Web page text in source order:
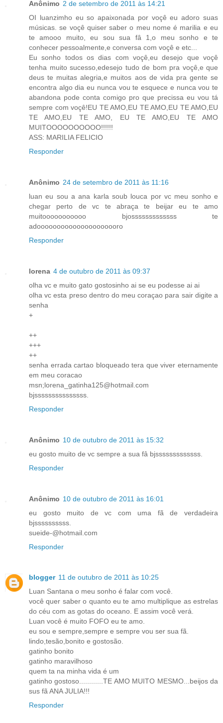
Anônimo 2 de setembro de 2011 às 14:21
OI luanzimho eu so apaixonada por voçê eu adoro suas
músicas. se voçê quiser saber o meu nome é marilia e eu
te amooo muito, eu sou sua fâ 1,o meu sonho e te
conhecer pessoalmente,e conversa com voçê e etc...
Eu sonho todos os dias com voçê,eu desejo que voçê
tenha muito sucesso,edesejo tudo de bom pra voçê,e que
deus te muitas alegria,e muitos aos de vida pra gente se
encontra algo dia eu nunca vou te esquece e nunca vou te
abandona pode conta comigo pro que precissa eu vou tá
sempre com voçê!EU TE AMO,EU TE AMO,EU TE AMO,EU
TE AMO,EU TE AMO, EU TE AMO,EU TE AMO
MUITOOOOOOOOOO!!!!!!
ASS: MARILIA FELICIO
Responder
Anônimo 24 de setembro de 2011 às 11:16
luan eu sou a ana karla soub louca por vc meu sonho e
chegar perto de vc te abraça te beijar eu te amo
muitooooooooooo bjosssssssssssss te
adooooooooooooooooooooro
Responder
lorena 4 de outubro de 2011 às 09:37
olha vc e muito gato gostosinho ai se eu podesse ai ai
olha vc esta preso dentro do meu coraçao para sair digite a
senha
+
++
+++
++
senha errada cartao bloqueado tera que viver eternamente
em meu coracao
msn;lorena_gatinha125@hotmail.com
bjsssssssssssssss.
Responder
Anônimo 10 de outubro de 2011 às 15:32
eu gosto muito de vc sempre a sua fâ bjsssssssssssss.
Responder
Anônimo 10 de outubro de 2011 às 16:01
eu gosto muito de vc com uma fã de verdadeira
bjssssssssss.
sueide-@hotmail.com
Responder
blogger 11 de outubro de 2011 às 10:25
Luan Santana o meu sonho é falar com você.
você quer saber o quanto eu te amo multiplique as estrelas
do céu com as gotas do oceano. E assim você verá.
Luan você é muito FOFO eu te amo.
eu sou e sempre,sempre e sempre vou ser sua fã.
lindo,tesão,bonito e gostosão.
gatinho bonito
gatinho maravilhoso
quem ta na minha vida é um
gatinho gostoso............TE AMO MUITO MESMO...beijos da
sus fã ANA JULIA!!!
Responder